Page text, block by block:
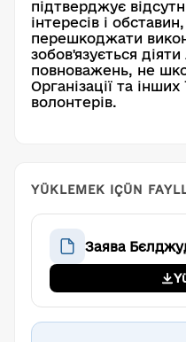
підтверджує
інтересів і
перешкоджати
зобов'язується
повноважень, не
Організації та інших
волонтерів.
YÜKLEMEK IÇÜN